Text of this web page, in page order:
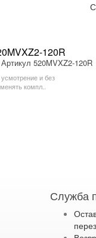
120R
Артикул 520MVXZ2-120R
и без
компл..
Служба